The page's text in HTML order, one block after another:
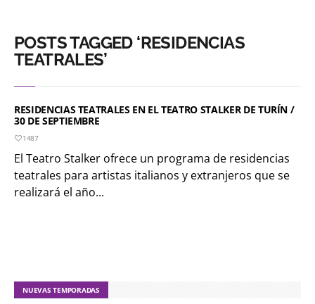
POSTS TAGGED ‘RESIDENCIAS
TEATRALES’
RESIDENCIAS TEATRALES EN EL TEATRO STALKER DE TURÍN /
30 DE SEPTIEMBRE
1487
El Teatro Stalker ofrece un programa de residencias
teatrales para artistas italianos y extranjeros que se
realizará el año...
NUEVAS TEMPORADAS